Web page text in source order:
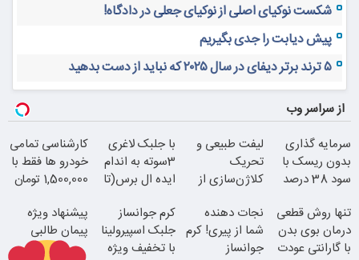
شکست نوکیای اصلی از نوکیای جعلی در دادگاه!
پیش دیابت را جدی بگیریم
۵ ترند برتر دیفای در سال ۲۰۲۵ که نباید از دست بدهید
از سراسر وب
سرمایه گذاری
بدون ریسک با
سود 38 درصد
لیفت طبیعی و
تحریک
کلاژن‌سازی از
24ماه ماندگاری
با جلبک لاغری
3سوته به اندام
ایده ال برس(تا
ویژه)
کارشناسی تمامی
خودرو ها فقط با
1,500,000 تومان
تنها روش قطعی
درمان بوی بدن
با گارانتی عودت
نجات دهنده
شما از پیری! کرم
جوانساز
کرم جوانساز
جلبک اسپیرولینا
با تخفیف ویژه
پیشنهاد ویژه
پیمان طالبی